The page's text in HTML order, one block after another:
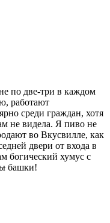
по две-три в каждом
работают
среди граждан, хотя
не видела. Я пиво не
во Вкусвилле, как
двери от входа в
богический хумус с
башки!